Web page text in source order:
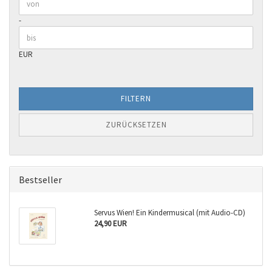
Preis bis
-
EUR
FILTERN
ZURÜCKSETZEN
Bestseller
Servus Wien! Ein Kindermusical (mit Audio-CD)
24,90 EUR